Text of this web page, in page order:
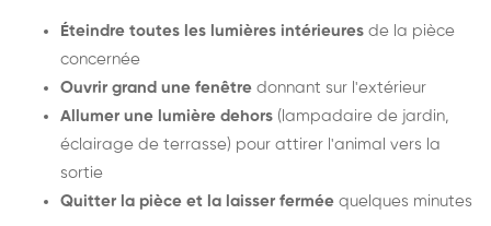
Éteindre toutes les lumières intérieures de la pièce
concernée
Ouvrir grand une fenêtre donnant sur l'extérieur
Allumer une lumière dehors (lampadaire de jardin,
éclairage de terrasse) pour attirer l'animal vers la
sortie
Quitter la pièce et la laisser fermée quelques minutes